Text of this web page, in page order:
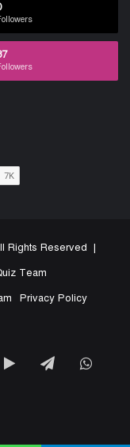
Rights Reserved |
Team
Privacy Policy
GoogleTelegram